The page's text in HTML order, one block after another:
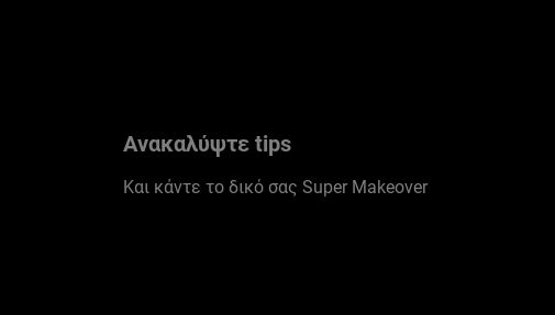
Ανακαλύψτε tips
Και κάντε το δικό σας Super Makeover